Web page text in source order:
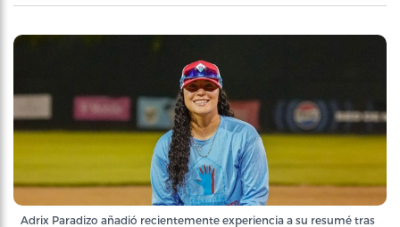
Adrix Paradizo añadió recientemente experiencia a su resumé tras